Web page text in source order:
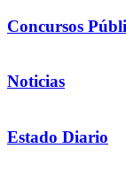
Concursos
Noticias
Estado Diario